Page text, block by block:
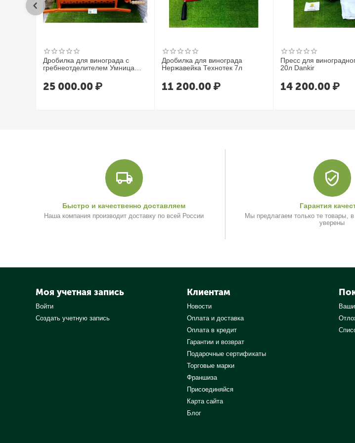
Дробилка для винограда с
гребнеотделителем Умница
25 000.00 ₽
Дробилка для винограда
Нержавейка Технотек 7л
11 200.00 ₽
Пресс для
20л Dankir
14 200.00 ₽
Быстро и качественно доставляем
Наша компания производит доставку по всей России
Гарантия
Мы предлагаем только те товары,
уверены
Моя учетная запись
Войти
Создать учетную запись
Клиентам
Новости
Оплата и доставка
Оплата в кредит
Гарантии и возврат
Подарочные сертификаты
Торговые марки
Франшиза
Присоединяйся
Карта сайта
Блог